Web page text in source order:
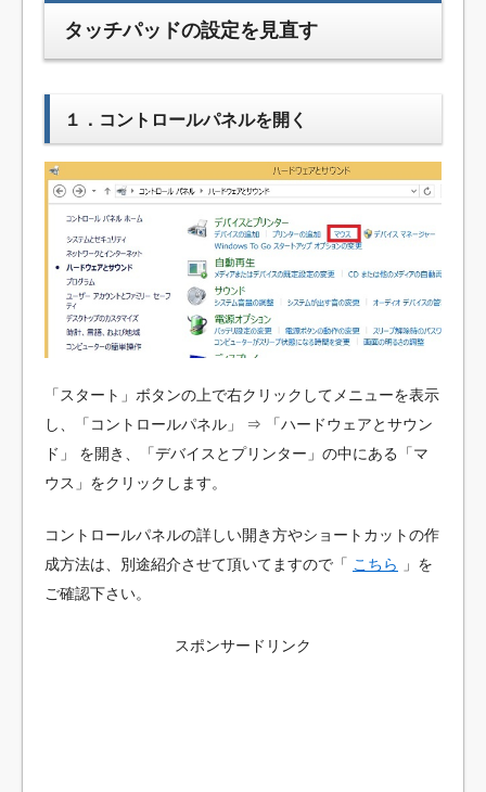
タッチパッドの設定を見直す
１．コントロールパネルを開く
「スタート」ボタンの上で右クリックしてメニューを表示
し、「コントロールパネル」 ⇒ 「ハードウェアとサウン
ド」 を開き、「デバイスとプリンター」の中にある「マ
ウス」をクリックします。
コントロールパネルの詳しい開き方やショートカットの作
成方法は、別途紹介させて頂いてますので「 こちら
」を
ご確認下さい。
スポンサードリンク